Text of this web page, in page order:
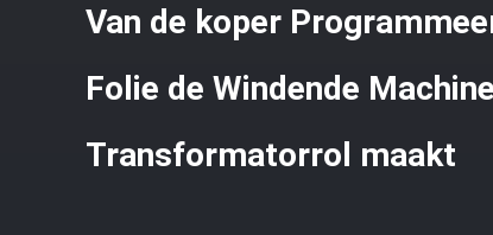
Van de koper
Folie de Windende
Transformatorrol maakt